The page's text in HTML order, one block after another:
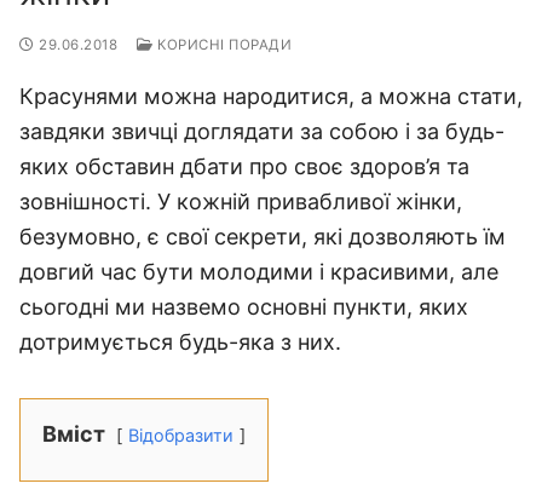
29.06.2018 КОРИСНІ ПОРАДИ
Красунями можна народитися, а можна стати,
завдяки звичці доглядати за собою і за будь-
яких обставин дбати про своє здоров’я та
зовнішності. У кожній привабливої жінки,
безумовно, є свої секрети, які дозволяють їм
довгий час бути молодими і красивими, але
сьогодні ми назвемо основні пункти, яких
дотримується будь-яка з них.
Вміст Відобразити